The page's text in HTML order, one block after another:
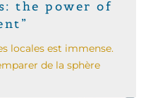
the power of
locales est immense.
de la sphère